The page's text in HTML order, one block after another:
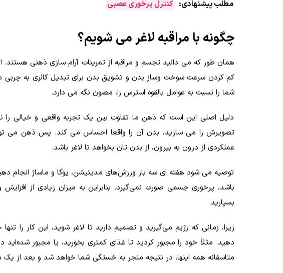
مطلب پیشنهادی: کنترل پرخوری عصبی
چگونه با مراقبه لاغر می شویم؟
همان طور که می دانید تجسم و مراقبه از تمرینات آرام سازی ذهنی
کم کردن سرعت سوخت وساز بدن و تشویق بدن برای تبدیل کالری به
شما را نسبت به عوامل بالقوه استرس زا، مصون نگه می دارد.
دلیل اصلی این است که ذهن ما تفاوت بین یک تجربه واقعی و خیالی
تصویرش را می سازید، بدن آن را واقعا احساس می کند. پس ذهن می
عملکردی از درون به بیرون، از بدن تان بخواهد تا لاغر باشد.
توصیه می شود هفته ای سه بار ورزش‌های مدیتیشن، یوگا و ماساژ
باشد، پرخوری جسمی صورت نمی‌گیرد. بنابراین به میزان زیادی از
بسپارید.
زیرا، زمانی که رژیم می‌گیرید و تصمیم دارید تا لاغر شوید، این کار را
دهید. مثلاً خود را مجبور کردید تا غذای کمتری بخورید، یا مجبور
متاسفانه همه اینها، در نتیجه منجر به خستگی شما خواهد شد و بعد از